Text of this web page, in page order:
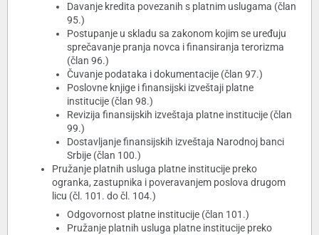
Davanje kredita povezanih s platnim uslugama (član
95.)
Postupanje u skladu sa zakonom kojim se uređuju
sprečavanje pranja novca i finansiranja terorizma
(član 96.)
Čuvanje podataka i dokumentacije (član 97.)
Poslovne knjige i finansijski izveštaji platne
institucije (član 98.)
Revizija finansijskih izveštaja platne institucije (član
99.)
Dostavljanje finansijskih izveštaja Narodnoj banci
Srbije (član 100.)
Pružanje platnih usluga platne institucije preko
ogranka, zastupnika i poveravanjem poslova drugom
licu (čl. 101. do čl. 104.)
Odgovornost platne institucije (član 101.)
Pružanje platnih usluga platne institucije preko